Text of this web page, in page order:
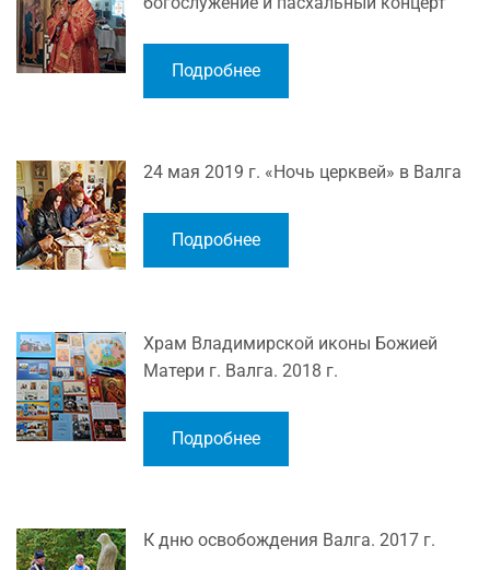
Подробнее
24 мая 2019 г. «Ночь церквей» в Валга
Подробнее
Храм Владимирской иконы Божией
Матери г. Валга. 2018 г.
Подробнее
К дню освобождения Валга. 2017 г.